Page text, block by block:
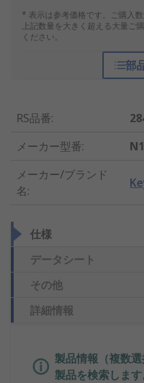
* 表示は参考価格です。ご購入
上記数量を大きく超える大量ご
ください。
部
RS品番:
メーカー型番:
メーカー/ブランド
名:
仕様
データシート
その他
詳細情報
製品情報（複数
製品を検索します